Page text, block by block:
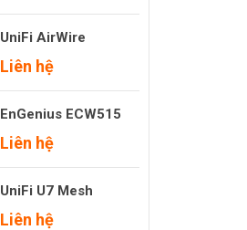
UniFi AirWire
Liên hệ
EnGenius ECW515
Liên hệ
UniFi U7 Mesh
Liên hệ